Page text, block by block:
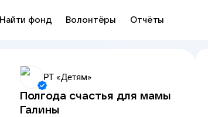
Найти фонд Волонтёры Отчёты
РТ «Детям»
Полгода счастья для мамы
Галины